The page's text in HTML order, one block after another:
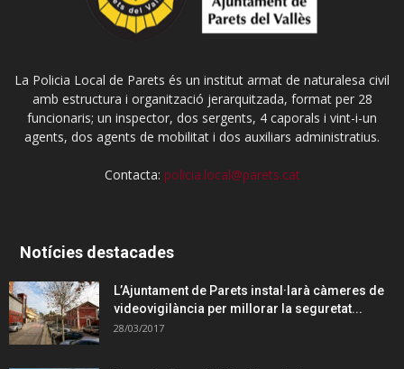
La Policia Local de Parets és un institut armat de naturalesa civil
amb estructura i organització jerarquitzada, format per 28
funcionaris; un inspector, dos sergents, 4 caporals i vint-i-un
agents, dos agents de mobilitat i dos auxiliars administratius.
Contacta: policia.local@parets.cat
Notícies destacades
L’Ajuntament de Parets instal·larà càmeres de
videovigilància per millorar la seguretat...
28/03/2017